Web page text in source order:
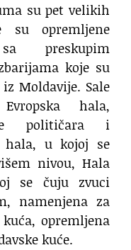
su pet velikih
su opremljene
preskupim
koje su
Moldavije. Sale
hala,
političara i
hala, u kojoj se
nivou, Hala
se čuju zvuci
namenjena za
opremljena
kuće.